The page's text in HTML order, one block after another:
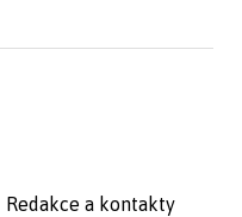
Redakce a kontakty